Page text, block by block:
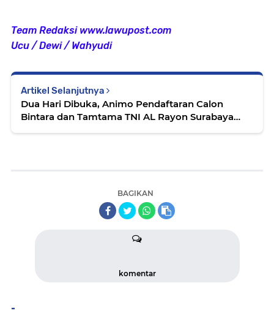
Team Redaksi www.lawupost.com
Ucu / Dewi / Wahyudi
Artikel Selanjutnya
Dua Hari Dibuka, Animo Pendaftaran Calon
Bintara dan Tamtama TNI AL Rayon Surabaya
BAGIKAN
komentar
-